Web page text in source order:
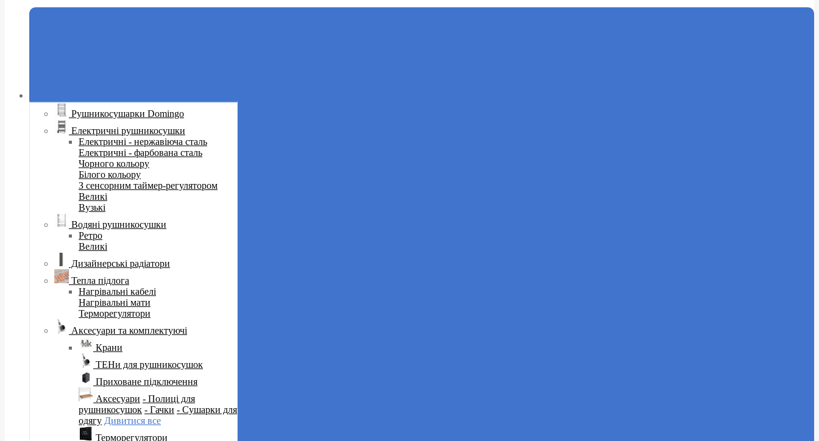
Рушникосушарки Domingo
Електричні рушникосушки
Електричні - нержавіюча сталь
Електричні - фарбована сталь
Чорного кольору
Білого кольору
З сенсорним таймер-регулятором
Великі
Вузькі
Водяні рушникосушки
Ретро
Великі
Дизайнерські радіатори
Тепла підлога
Нагрівальні кабелі
Нагрівальні мати
Терморегулятори
Аксесуари та комплектуючі
Крани
ТЕНи для рушникосушок
Приховане підключення
Аксесуари - Полиці для
рушникосушок - Гачки - Сушарки для
одягу Дивитися все
Терморегулятори